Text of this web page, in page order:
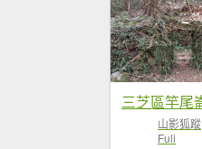
山影狐蹤
Fuli